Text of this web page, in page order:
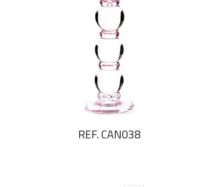
REF. CAN038